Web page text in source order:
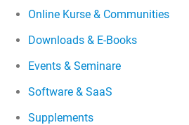
Online Kurse & Communities
Downloads & E-Books
Events & Seminare
Software & SaaS
Supplements